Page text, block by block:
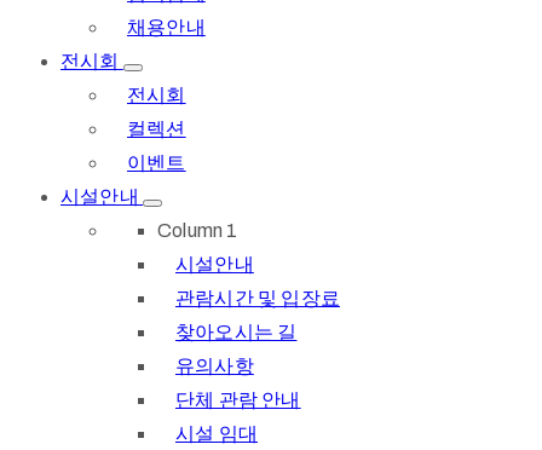
채용안내
전시회
전시회
컬렉션
이벤트
시설안내
Column 1
시설안내
관람시간 및 입장료
찾아오시는 길
유의사항
단체 관람 안내
시설 임대